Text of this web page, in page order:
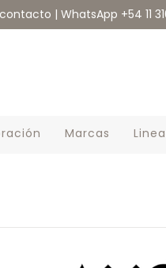
| WhatsApp +54 11
Marcas